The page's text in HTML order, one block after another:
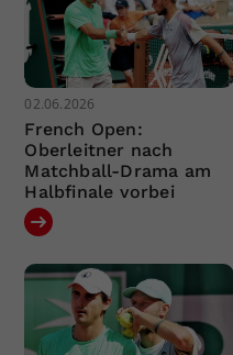
02.06.2026
French Open:
Oberleitner nach
Matchball-Drama am
Halbfinale vorbei